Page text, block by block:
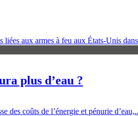
liées aux armes à feu aux États-Unis
plus d’eau ?
des coûts de l’énergie et pénurie